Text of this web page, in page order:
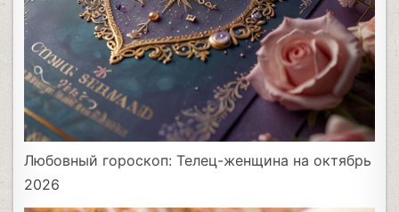
Любовный гороскоп: Телец-женщина на октябрь
2026